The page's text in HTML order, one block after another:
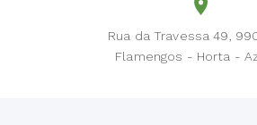
Rua da Travessa 49,
Flamengos - Horta -